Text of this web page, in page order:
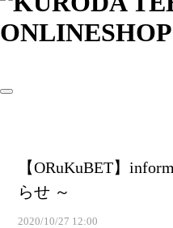
【ORuKuBET】
らせ ～
2020/10/27 12:00